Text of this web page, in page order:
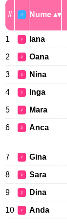
# ♂ Nume
1 ♀ Iana
2 ♀ Oana
3 ♀ Nina
4 ♀ Inga
5 ♀ Mara
6 ♀ Anca
7 ♀ Gina
8 ♀ Sara
9 ♀ Dina
10 ♀ Anda